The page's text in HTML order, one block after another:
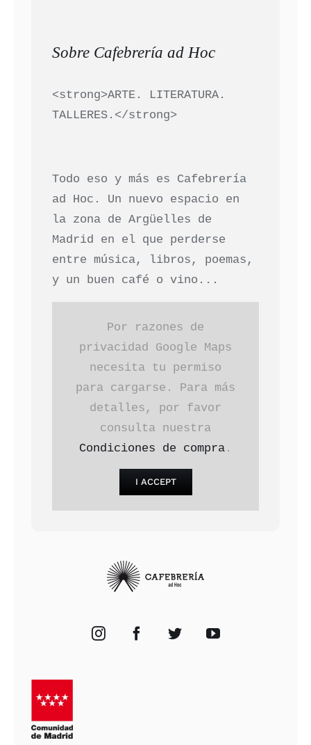
Sobre Cafebrería ad Hoc
<strong>ARTE. LITERATURA.
TALLERES.</strong>
Todo eso y más es Cafebrería
ad Hoc. Un nuevo espacio en
la zona de Argüelles de
Madrid en el que perderse
entre música, libros, poemas,
y un buen café o vino...
Por razones de
privacidad Google Maps
necesita tu permiso
para cargarse. Para más
detalles, por favor
consulta nuestra
Condiciones de compra .
I ACCEPT